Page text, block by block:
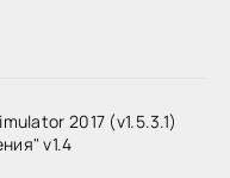
2017 (v1.5.3.1)
v1.4